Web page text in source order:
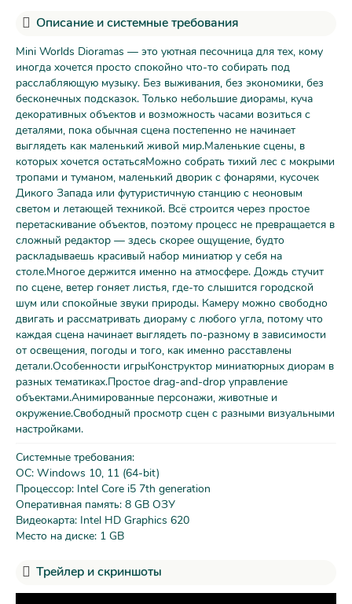
Описание и системные требования
Mini Worlds Dioramas — это уютная песочница для тех, кому
иногда хочется просто спокойно что-то собирать под
расслабляющую музыку. Без выживания, без экономики, без
бесконечных подсказок. Только небольшие диорамы, куча
декоративных объектов и возможность часами возиться с
деталями, пока обычная сцена постепенно не начинает
выглядеть как маленький живой мир.Маленькие сцены, в
которых хочется остатьсяМожно собрать тихий лес с мокрыми
тропами и туманом, маленький дворик с фонарями, кусочек
Дикого Запада или футуристичную станцию с неоновым
светом и летающей техникой. Всё строится через простое
перетаскивание объектов, поэтому процесс не превращается в
сложный редактор — здесь скорее ощущение, будто
раскладываешь красивый набор миниатюр у себя на
столе.Многое держится именно на атмосфере. Дождь стучит
по сцене, ветер гоняет листья, где-то слышится городской
шум или спокойные звуки природы. Камеру можно свободно
двигать и рассматривать диораму с любого угла, потому что
каждая сцена начинает выглядеть по-разному в зависимости
от освещения, погоды и того, как именно расставлены
детали.Особенности игрыКонструктор миниатюрных диорам в
разных тематиках.Простое drag-and-drop управление
объектами.Анимированные персонажи, животные и
окружение.Свободный просмотр сцен с разными визуальными
настройками.
Системные требования:
ОС: Windows 10, 11 (64-bit)
Процессор: Intel Core i5 7th generation
Оперативная память: 8 GB ОЗУ
Видеокарта: Intel HD Graphics 620
Место на диске: 1 GB
Трейлер и скриншоты